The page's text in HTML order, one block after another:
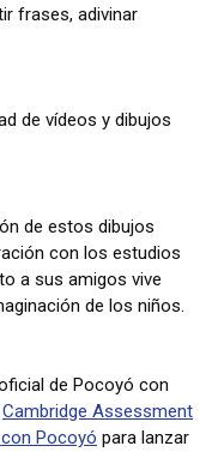
frases, adivinar
de vídeos y dibujos
de estos dibujos
con los estudios
a sus amigos vive
de los niños.
de Pocoyó con
Cambridge Assessment
Pocoyó para lanzar